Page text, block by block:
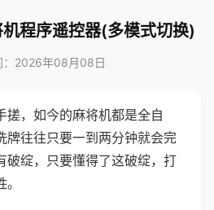
程序遥控器(多模式切换)
：2026年08月08日
搓，如今的麻将机都是全自
牌往往只要一到两分钟就会完
破绽，只要懂得了这破绽，打